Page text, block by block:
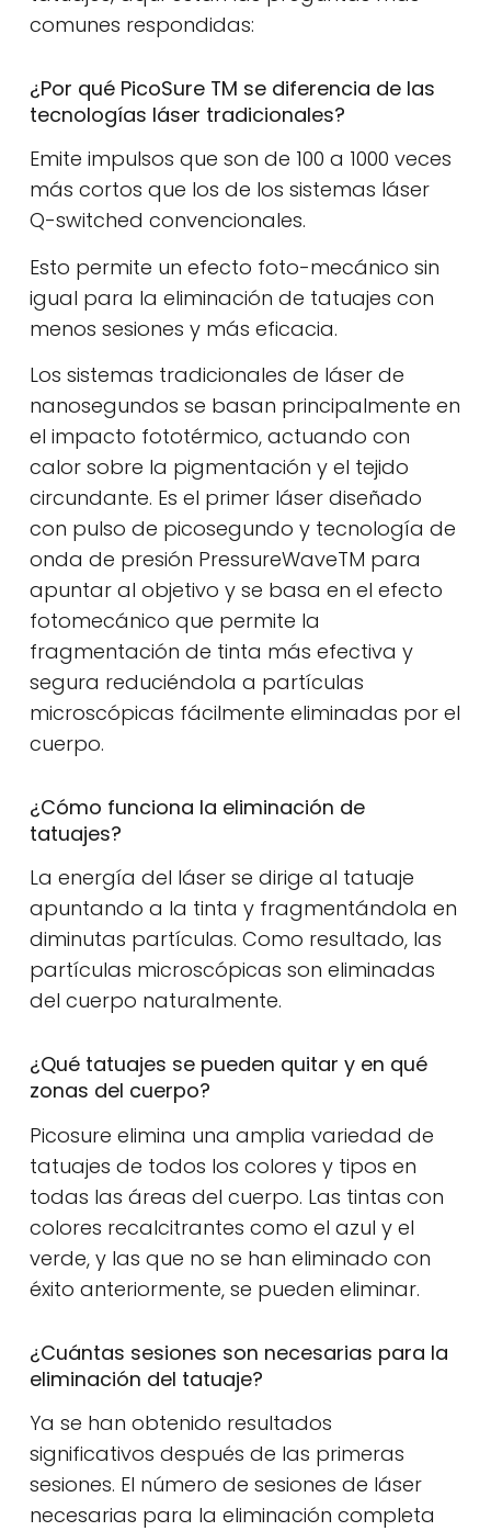
comunes respondidas:
¿Por qué PicoSure TM se diferencia de las
tecnologías láser tradicionales?
Emite impulsos que son de 100 a 1000 veces
más cortos que los de los sistemas láser
Q-switched convencionales.
Esto permite un efecto foto-mecánico sin
igual para la eliminación de tatuajes con
menos sesiones y más eficacia.
Los sistemas tradicionales de láser de
nanosegundos se basan principalmente en
el impacto fototérmico, actuando con
calor sobre la pigmentación y el tejido
circundante. Es el primer láser diseñado
con pulso de picosegundo y tecnología de
onda de presión PressureWaveTM para
apuntar al objetivo y se basa en el efecto
fotomecánico que permite la
fragmentación de tinta más efectiva y
segura reduciéndola a partículas
microscópicas fácilmente eliminadas por el
cuerpo.
¿Cómo funciona la eliminación de
tatuajes?
La energía del láser se dirige al tatuaje
apuntando a la tinta y fragmentándola en
diminutas partículas. Como resultado, las
partículas microscópicas son eliminadas
del cuerpo naturalmente.
¿Qué tatuajes se pueden quitar y en qué
zonas del cuerpo?
Picosure elimina una amplia variedad de
tatuajes de todos los colores y tipos en
todas las áreas del cuerpo. Las tintas con
colores recalcitrantes como el azul y el
verde, y las que no se han eliminado con
éxito anteriormente, se pueden eliminar.
¿Cuántas sesiones son necesarias para la
eliminación del tatuaje?
Ya se han obtenido resultados
significativos después de las primeras
sesiones. El número de sesiones de láser
necesarias para la eliminación completa